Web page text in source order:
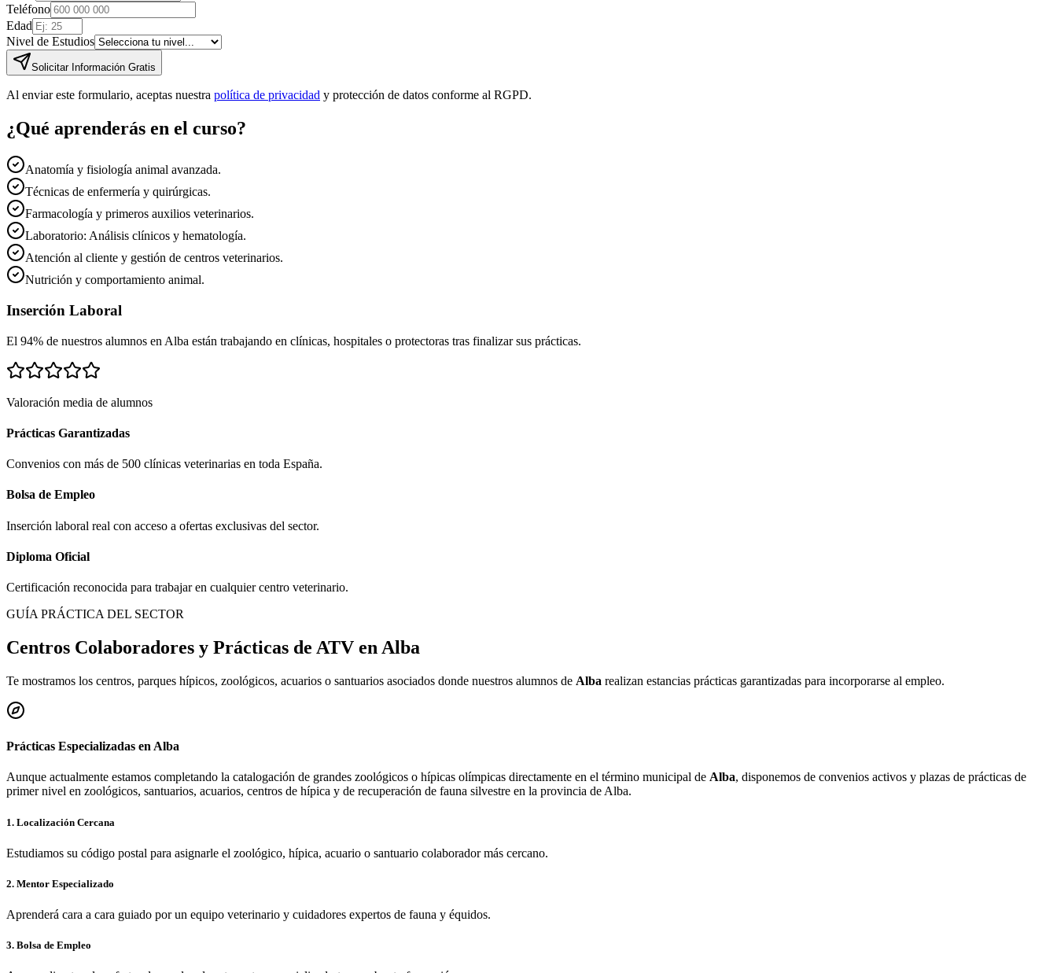
Teléfono
Edad
Nivel de Estudios
Solicitar Información Gratis
Al enviar este formulario, aceptas nuestra política de privacidad y protección de datos conforme al RGPD.
¿Qué aprenderás en el curso?
Anatomía y fisiología animal avanzada.
Técnicas de enfermería y quirúrgicas.
Farmacología y primeros auxilios veterinarios.
Laboratorio: Análisis clínicos y hematología.
Atención al cliente y gestión de centros veterinarios.
Nutrición y comportamiento animal.
Inserción Laboral
El 94% de nuestros alumnos en Alba están trabajando en clínicas, hospitales o protectoras tras finalizar sus prácticas.
Valoración media de alumnos
Prácticas Garantizadas
Convenios con más de 500 clínicas veterinarias en toda España.
Bolsa de Empleo
Inserción laboral real con acceso a ofertas exclusivas del sector.
Diploma Oficial
Certificación reconocida para trabajar en cualquier centro veterinario.
GUÍA PRÁCTICA DEL SECTOR
Centros Colaboradores y Prácticas de ATV en Alba
Te mostramos los centros, parques hípicos, zoológicos, acuarios o santuarios asociados donde nuestros alumnos de Alba realizan estancias prácticas garantizadas para incorporarse al empleo.
Prácticas Especializadas en Alba
Aunque actualmente estamos completando la catalogación de grandes zoológicos o hípicas olímpicas directamente en el término municipal de Alba, disponemos de convenios activos y plazas de prácticas de
primer nivel en zoológicos, santuarios, acuarios, centros de hípica y de recuperación de fauna silvestre en la provincia deAlba.
1. Localización Cercana
Estudiamos su código postal para asignarle el zoológico, hípica, acuario o santuario colaborador más cercano.
2. Mentor Especializado
Aprenderá cara a cara guiado por un equipo veterinario y cuidadores expertos de fauna y équidos.
3. Bolsa de Empleo